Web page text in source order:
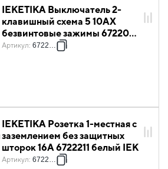
IEKETIKA Выключатель 2-
клавишный схема 5 10АХ
безвинтовые зажимы 6722021
белый IEK
Артикул: 6722021
IEKETIKA Розетка 1-местная с
заземлением без защитных
шторок 16А 6722211 белый IEK
Артикул: 6722211